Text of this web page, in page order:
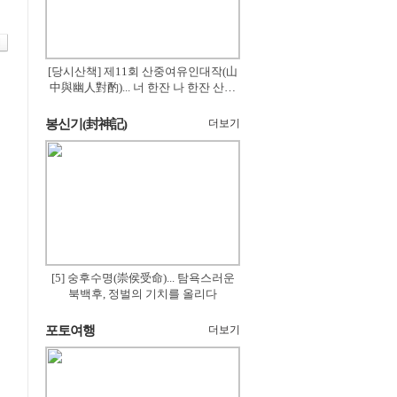
[당시산책] 제11회 산중여유인대작(山
中與幽人對酌)... 너 한잔 나 한잔 산의
봉신기(封神記) 더보기
[5] 숭후수명(崇侯受命)... 탐욕스러운
북백후, 정벌의 기치를 올리다
포토여행 더보기